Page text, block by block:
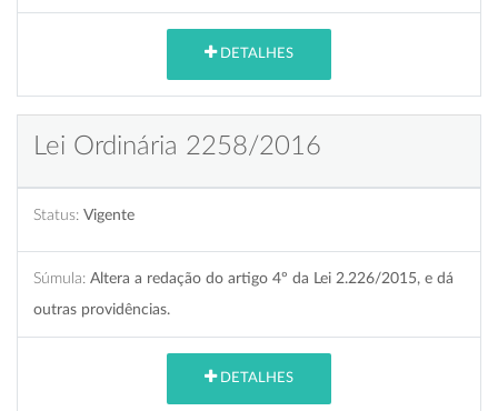
DETALHES
Lei Ordinária 2258/2016
Status: Vigente
Súmula: Altera a redação do artigo 4º da Lei 2.226/2015, e dá
outras providências.
DETALHES